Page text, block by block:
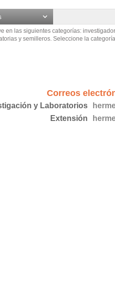
en las siguientes categorías:
y semilleros. Seleccione la
Correos
y Laboratorios
Extensión